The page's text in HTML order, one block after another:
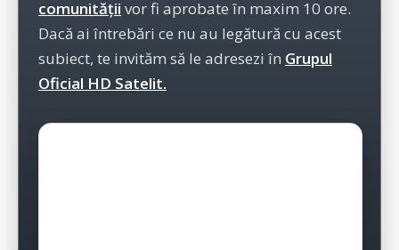
comunității vor fi aprobate în maxim 10 ore.
Dacă ai întrebări ce nu au legătură cu acest
subiect, te invităm să le adresezi în Grupul
Oficial HD Satelit.